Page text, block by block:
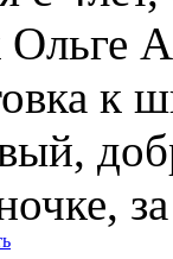
к